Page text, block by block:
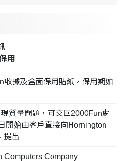
用
收據及盒面保用貼紙，保用期如
質量問題，可交回2000Fun處
開始由客戶直接向Hornington
提出
Computers Company